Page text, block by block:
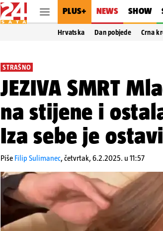
PLUS+ NEWS SHOW
Hrvatska Dan pobjede Crna
STRAŠNO
JEZIVA SMRT
na stijene i
Iza sebe je
Piše Filip Sulimanec,četvrtak, 6.2.2025. u 11:57